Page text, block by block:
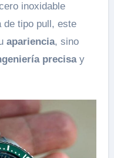
inoxidable
de tipo pull, este
apariencia, sino
precisay